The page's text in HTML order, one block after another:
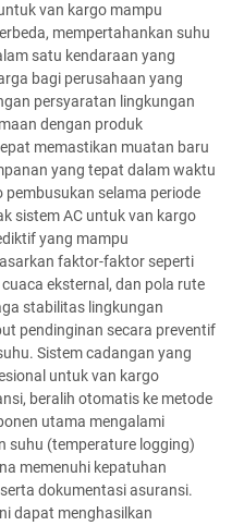
van kargo mampu
mempertahankan suhu
satu kendaraan yang
bagi perusahaan yang
persyaratan lingkungan
dengan produk
memastikan muatan baru
yang tepat dalam waktu
selama periode
sistem AC untuk van kargo
yang mampu
faktor-faktor seperti
eksternal, dan pola rute
stabilitas lingkungan
pendinginan secara preventif
Sistem cadangan yang
untuk van kargo
beralih otomatis ke metode
utama mengalami
suhu (temperature logging)
memenuhi kepatuhan
dokumentasi asuransi.
dapat menghasilkan